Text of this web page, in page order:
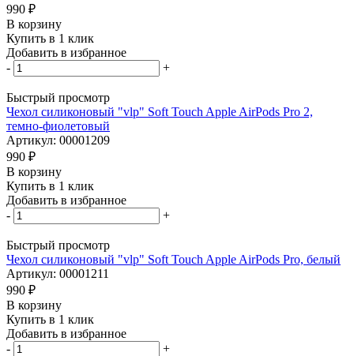
990 ₽
В корзину
Купить в 1 клик
Добавить в избранное
-
+
Быстрый просмотр
Чехол силиконовый "vlp" Soft Touch Apple AirPods Pro 2,
темно-фиолетовый
Артикул: 00001209
990 ₽
В корзину
Купить в 1 клик
Добавить в избранное
-
+
Быстрый просмотр
Чехол силиконовый "vlp" Soft Touch Apple AirPods Pro, белый
Артикул: 00001211
990 ₽
В корзину
Купить в 1 клик
Добавить в избранное
-
+